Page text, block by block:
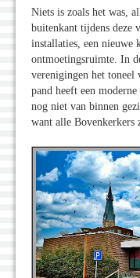
Niets is zoals het was,
buitenkant tijdens deze
installaties, een nieuwe
ontmoetingsruimte. In
verenigingen het toneel
pand heeft een
nog niet van binnen
want alle Bovenkerkers